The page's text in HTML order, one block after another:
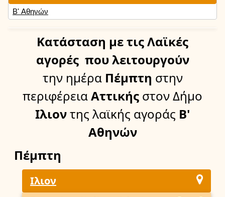
Β' Αθηνών
Κατάσταση με τις Λαϊκές
αγορές που λειτουργούν
την ημέραΠέμπτη στην
περιφέρειαΑττικής στον Δήμο
Ιλιοντης λαϊκής αγοράς Β'
Αθηνών
Πέμπτη
Ιλιον